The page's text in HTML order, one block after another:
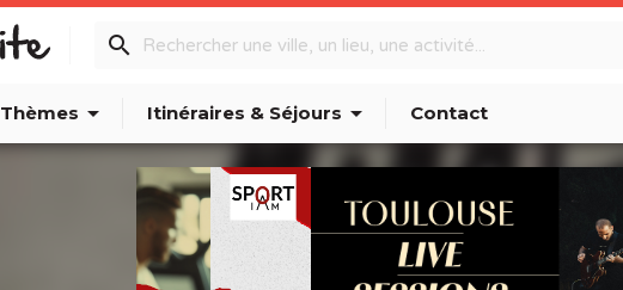
search
Thèmes arrow_drop_down Itinéraires & Séjours arrow_drop_down Contact